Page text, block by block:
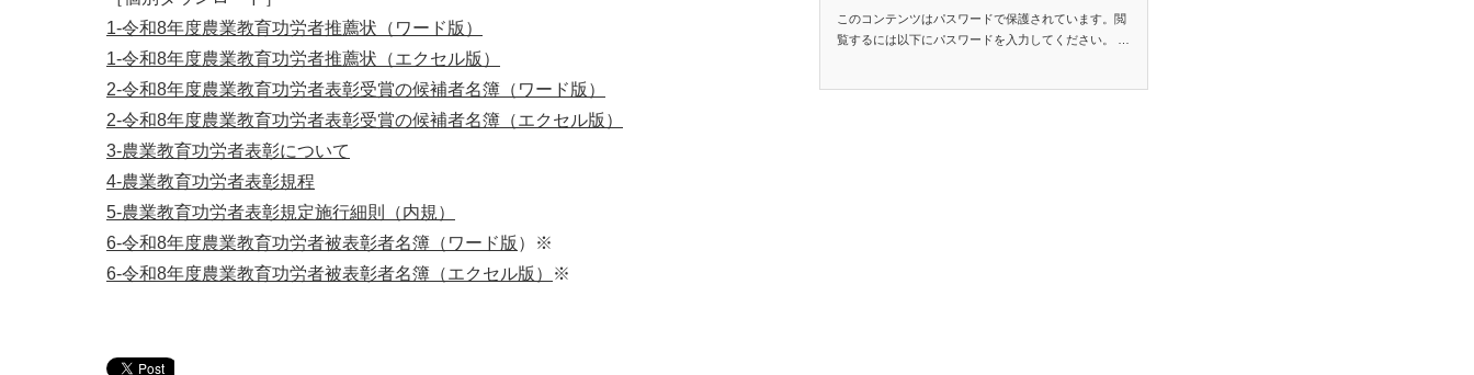
1-令和8年度農業教育功労者推薦状（ワード版）
1-令和8年度農業教育功労者推薦状（エクセル版）
2-令和8年度農業教育功労者表彰受賞の候補者名簿（ワード版）
2-令和8年度農業教育功労者表彰受賞の候補者名簿（エクセル版）
3-農業教育功労者表彰について
4-農業教育功労者表彰規程
5-農業教育功労者表彰規定施行細則（内規）
6-令和8年度農業教育功労者被表彰者名簿（ワード版 ）※
6-令和8年度農業教育功労者被表彰者名簿（エクセル版）
※
このコンテンツはパスワードで保護されています。閲
覧するには以下にパスワードを入力してください。 …